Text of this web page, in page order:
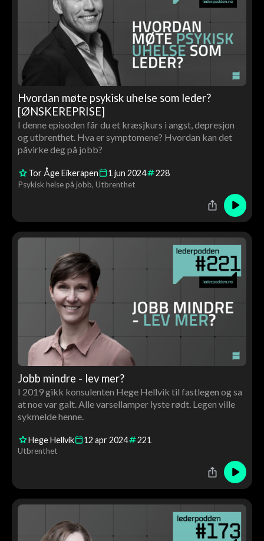
Hvordan møte psykisk uhelse som leder?
[ØNSKEREPRISE]
I denne episoden får du et kræsjkurs i angst, depresjon
og utbrenthet. Hva er symptomene? Hvordan kan det
påvirke deg på jobb?
Tor Åge Eikerapen 1 jun 2024 228
Psykisk helse på jobb Utbrenthet
Jobb mindre - lev mer?
I 2019 gikk konsulenten Hege Hellvik til fastlegen og sa
at noe var galt. Alle varsellamper lyste rødt. Legen ville
sykmelde henne.
Hege Hellvik 12 apr2024 221
Utbrenthet